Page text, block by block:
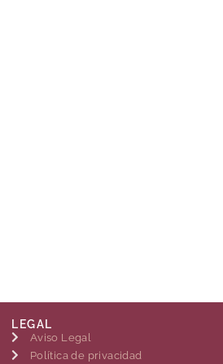
LEGAL
Aviso Legal
Política de privacidad